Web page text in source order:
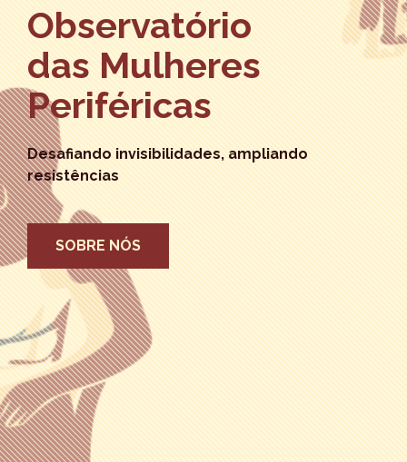
Observatório
das Mulheres
Periféricas
Desafiando invisibilidades, ampliando
resistências
SOBRE NÓS